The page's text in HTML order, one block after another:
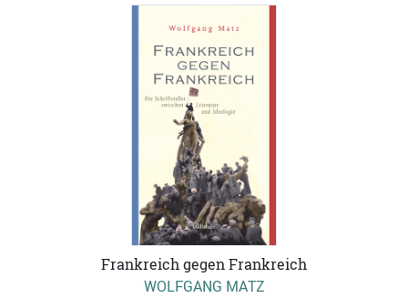
Frankreich gegen Frankreich
WOLFGANG MATZ